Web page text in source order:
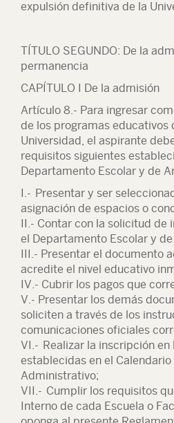
expulsión definitiva de la
TÍTULO SEGUNDO: De la
permanencia
CAPÍTULO I De la admisión
Artículo 8.- Para ingresar
de los programas educativos
Universidad, el aspirante
requisitos siguientes
Departamento Escolar y de
I.- Presentar y ser
asignación de espacios o
II.- Contar con la solicitud de
el Departamento Escolar y
III.- Presentar el documento
acredite el nivel educativo
IV.- Cubrir los pagos que
V.- Presentar los demás
soliciten a través de los
comunicaciones oficiales
VI.- Realizar la inscripción en
establecidas en el
Administrativo;
VII.- Cumplir los requisitos
Interno de cada Escuela o